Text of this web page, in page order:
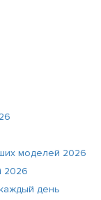
моделей 2026
2026
день